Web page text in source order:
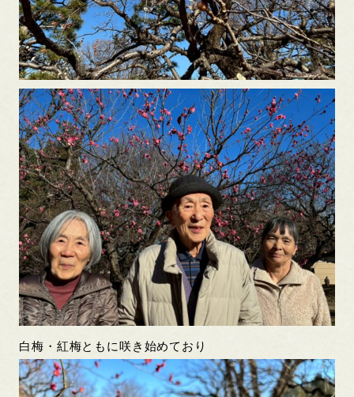
白梅・紅梅ともに咲き始めており